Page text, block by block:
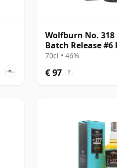
Wolfburn No. 318
Batch Release
Single Mal
70cl • 46%
€ 97 ?